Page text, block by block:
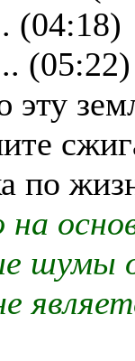
(04:18)
(05:22)
по
на
шумы